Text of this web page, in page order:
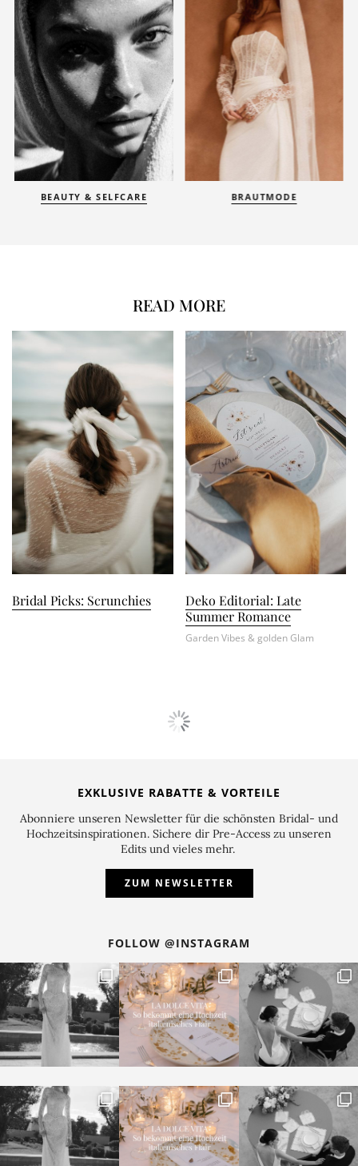
BEAUTY & SELFCARE BRAUTMODE
READ MORE
Bridal Picks: Scrunchies
Deko Editorial: Late
Summer Romance
Garden Vibes & golden Glam
EXKLUSIVE RABATTE & VORTEILE
Abonniere unseren Newsletter für die schönsten Bridal- und
Hochzeitsinspirationen. Sichere dir Pre-Access zu unseren
Edits und vieles mehr.
ZUM NEWSLETTER
FOLLOW @INSTAGRAM